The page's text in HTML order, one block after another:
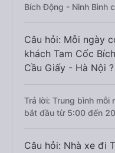
Bích Động - Ninh Bình
Câu hỏi: Mỗi ngày
khách Tam Cốc
Cầu Giấy - Hà Nội ?
Trả lời: Trung bình
bắt đầu từ 5:00 đến
Câu hỏi: Nhà xe đi